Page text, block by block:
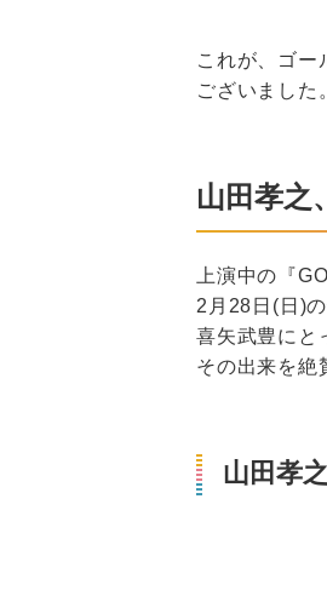
これが、ゴー
ございました
山田孝
上演中の『
2月28日(日)
喜矢武豊にと
その出来を絶
山田孝之